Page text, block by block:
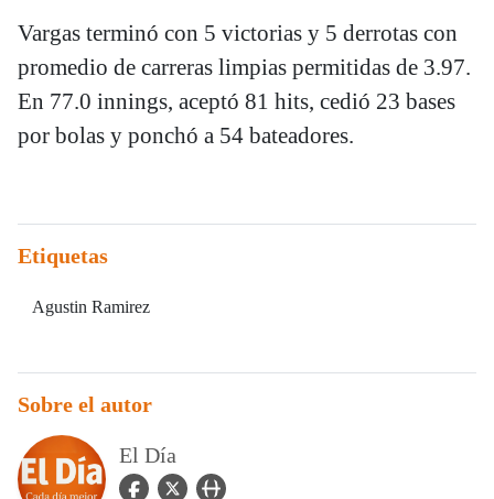
Vargas terminó con 5 victorias y 5 derrotas con
promedio de carreras limpias permitidas de 3.97.
En 77.0 innings, aceptó 81 hits, cedió 23 bases
por bolas y ponchó a 54 bateadores.
Etiquetas
Agustin Ramirez
Sobre el autor
El Día
facebook Icon
twitter Iconuser_url Icon